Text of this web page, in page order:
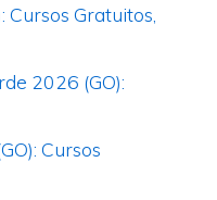
Gratuitos,
2026 (GO):
Cursos